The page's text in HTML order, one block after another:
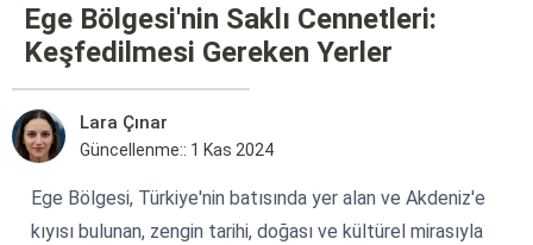
Ege Bölgesi'nin Saklı Cennetleri:
Keşfedilmesi Gereken Yerler
Lara Çınar
Güncellenme:: 1 Kas 2024
Ege Bölgesi, Türkiye'nin batısında yer alan ve Akdeniz'e
kıyısı bulunan, zengin tarihi, doğası ve kültürel mirasıyla